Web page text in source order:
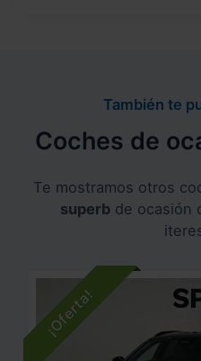
También te
Coches de
Te mostramos otros
superbde ocasión